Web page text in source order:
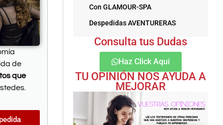
de
que
Con GLAMOUR-SPA
Despedidas AVENTURERAS
Consulta tus Dudas
Haz Click Aquí
TU OPINIÓN NOS AYUDA A
MEJORAR